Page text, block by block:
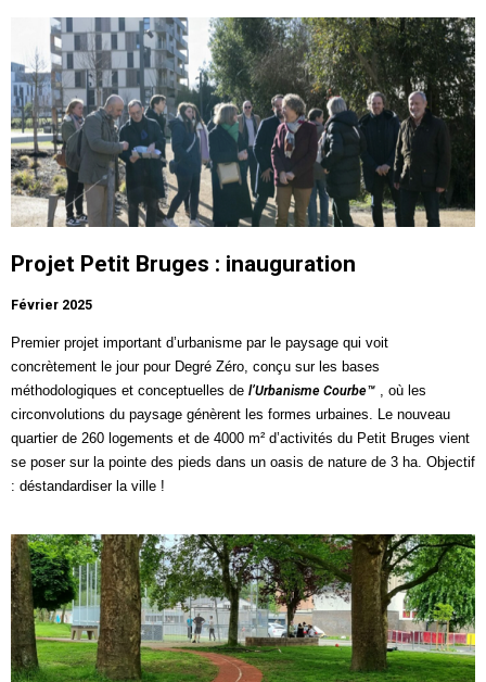
Projet Petit Bruges : inauguration
Février 2025
Premier projet important d’urbanisme par le paysage qui voit
concrètement le jour pour Degré Zéro, conçu sur les bases
méthodologiques et conceptuelles de l’Urbanisme Courbe™ , où les
circonvolutions du paysage génèrent les formes urbaines. Le nouveau
quartier de 260 logements et de 4000 m² d’activités du Petit Bruges vient
se poser sur la pointe des pieds dans un oasis de nature de 3 ha. Objectif
: déstandardiser la ville !